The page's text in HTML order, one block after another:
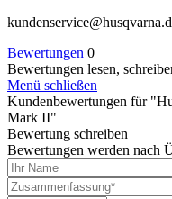
Bewertungen 0
Bewertungen lesen,
Menü schließen
Kundenbewertungen für
Mark II"
Bewertung schreiben
Bewertungen werden nach